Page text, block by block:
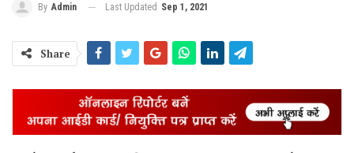
By Admin Last Updated Sep 1, 2021
Share